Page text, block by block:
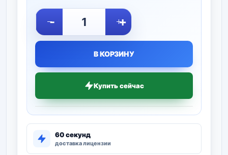
- +
В КОРЗИНУ
Купить сейчас
60 секунд
доставка лицензии